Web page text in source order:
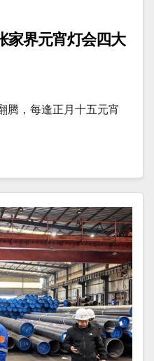
家界元宵灯会四大
腾，每逢正月十五元宵